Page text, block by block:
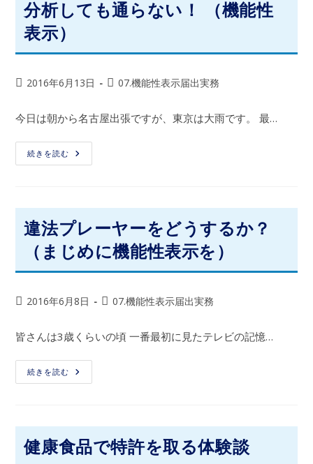
分析しても通らない！ （機能性
表示）
2016年6月13日 07.機能性表示届出実務
今日は朝から名古屋出張ですが、東京は大雨です。 最…
続きを読む
違法プレーヤーをどうするか？
（まじめに機能性表示を）
2016年6月8日 07.機能性表示届出実務
皆さんは3歳くらいの頃 一番最初に見たテレビの記憶…
続きを読む
健康食品で特許を取る体験談